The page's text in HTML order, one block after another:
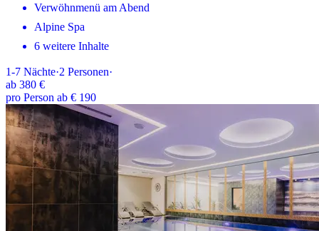
Verwöhnmenü am Abend
Alpine Spa
6 weitere Inhalte
1-7 Nächte·2 Personen·
ab 380 €
pro Person ab € 190